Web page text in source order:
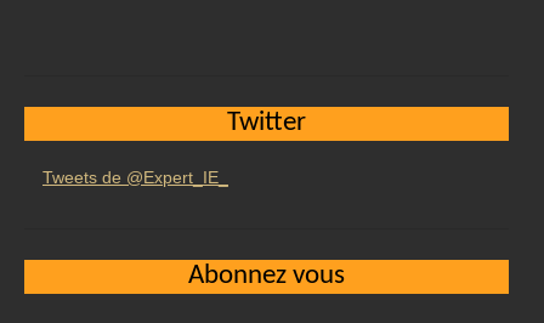
Twitter
Tweets de @Expert_IE_
Abonnez vous